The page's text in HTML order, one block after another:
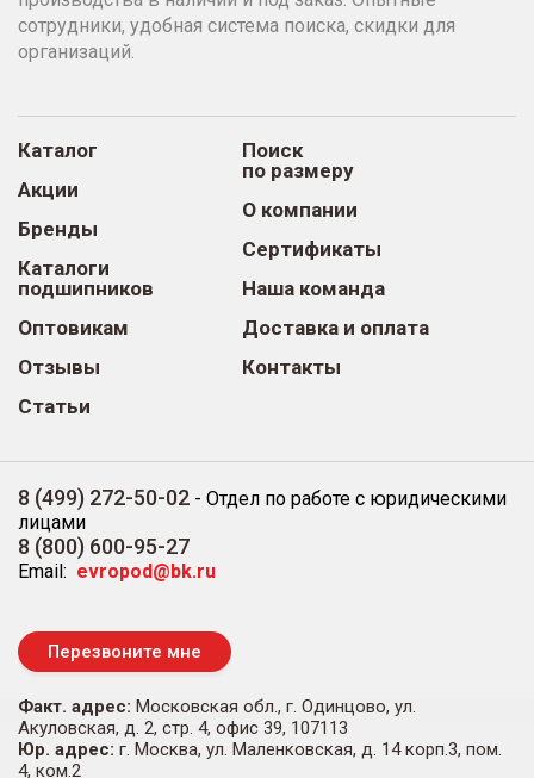
сотрудники, удобная система поиска, скидки для
организаций.
Каталог
Акции
Бренды
Каталоги
подшипников
Оптовикам
Отзывы
Статьи
Поиск
по размеру
О компании
Сертификаты
Наша команда
Доставка и оплата
Контакты
8 (499) 272-50-02 - Отдел по работе с юридическими
лицами
8 (800) 600-95-27
Email: evropod@bk.ru
Перезвоните мне
Факт. адрес: Московская обл., г. Одинцово, ул.
Акуловская, д. 2, стр. 4, офис 39, 107113
Юр. адрес: г. Москва, ул. Маленковская, д. 14 корп.3, пом.
4, ком.2